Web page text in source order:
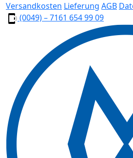
Versandkosten Lieferung AGB
(0049) – 7161 654 99 09